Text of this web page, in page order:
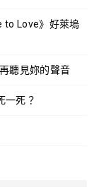
to Love》好萊塢
聽見妳的聲音
一死？